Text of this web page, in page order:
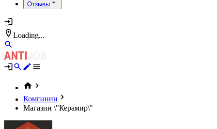
Отзывы
Loading...
Компании
Магазин \"Керамир\"